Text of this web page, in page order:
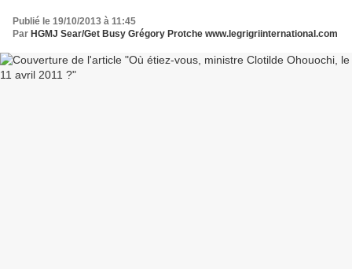
Publié le 19/10/2013 à 11:45
Par HGMJ Sear/Get Busy Grégory Protche www.legrigriinternational.com